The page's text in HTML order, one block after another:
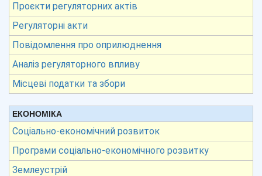
Проєкти регуляторних актів
Регуляторні акти
Повідомлення про оприлюднення
Аналіз регуляторного впливу
Місцеві податки та збори
ЕКОНОМІКА
Соціально-економічний розвиток
Програми соціально-економічного розвитку
Землеустрій